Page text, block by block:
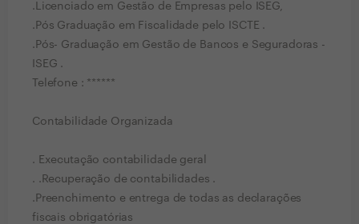
.Licenciado em Gestão de Empresas pelo ISEG,
.Pós Graduação em Fiscalidade pelo ISCTE .
.Pós- Graduação em Gestão de Bancos e Seguradoras -
ISEG .
Telefone : ******
Contabilidade Organizada
. Executação contabilidade geral
. .Recuperação de contabilidades .
.Preenchimento e entrega de todas as declarações
fiscais obrigatórias